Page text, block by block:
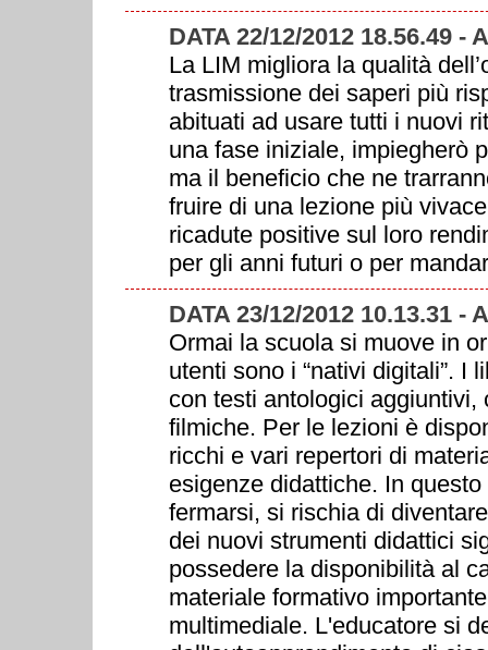
DATA 22/12/2012 18.56.49 -
La LIM migliora la qualità
trasmissione dei saperi più
abituati ad usare tutti i nuovi
una fase iniziale, impiegherò
ma il beneficio che ne
fruire di una lezione più
ricadute positive sul loro
per gli anni futuri o per
DATA 23/12/2012 10.13.31 -
Ormai la scuola si muove in
utenti sono i “nativi digitali”. I
con testi antologici
filmiche. Per le lezioni è
ricchi e vari repertori di
esigenze didattiche. In
fermarsi, si rischia di
dei nuovi strumenti didattici
possedere la disponibilità al
materiale formativo
multimediale. L'educatore si